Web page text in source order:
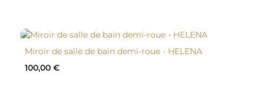
Miroir de salle de bain demi-roue - HELENA
100,00 €